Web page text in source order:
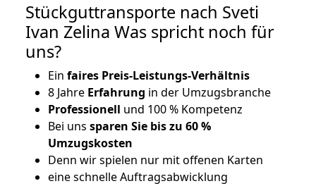
Stückguttransporte nach Sveti
Ivan Zelina Was spricht noch für
uns?
Ein faires Preis-Leistungs-Verhältnis
8 Jahre Erfahrung in der Umzugsbranche
Professionell und 100 % Kompetenz
Bei uns sparen Sie bis zu 60 %
Umzugskosten
Denn wir spielen nur mit offenen Karten
eine schnelle Auftragsabwicklung